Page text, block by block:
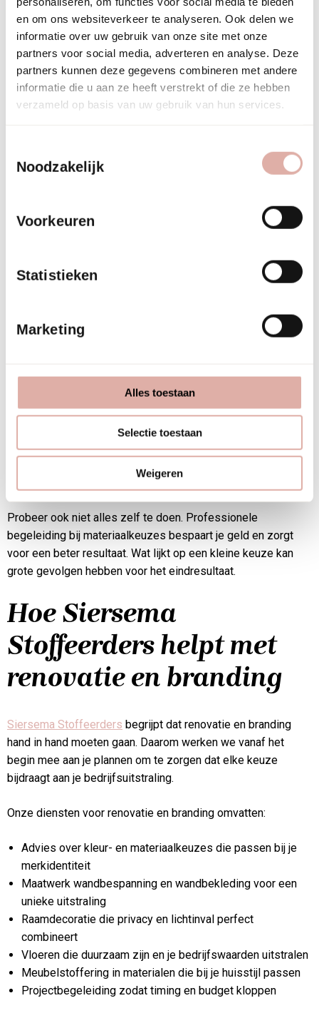
en om ons websiteverkeer te analyseren. Ook delen we
informatie over uw gebruik van onze site met onze
partners voor social media, adverteren en analyse. Deze
partners kunnen deze gegevens combineren met andere
informatie die u aan ze heeft verstrekt of die ze hebben
verzameld op basis van uw gebruik van hun services.
Noodzakelijk
Voorkeuren
Statistieken
Marketing
Alles toestaan
Selectie toestaan
Weigeren
langere levertijden. Plan deze elementen vroeg in het proces
Welke fouten moet je
vermijden bij renovatie
kansen en wordt het een dure aangelegenheid.
elke muur en je huisstijlkleur overal maakt een ruimte
onrustig en amateuristisch. Subtiliteit werkt beter dan
Vergeet niet na te denken over de toekomst. Trends
Kies voor tijdloze elementen als basis en voeg trendy
accenten toe via makkelijk vervangbare onderdelen.
Onderschat niet het belang van functionaliteit. Een ruimte die
er prachtig uitziet maar niet praktisch werkt, frustreert
Probeer ook niet alles zelf te doen. Professionele
begeleiding bij materiaalkeuzes bespaart je geld en zorgt
voor een beter resultaat. Wat lijkt op een kleine keuze kan
grote gevolgen hebben voor het eindresultaat.
Hoe Siersema
Stoffeerders helpt met
renovatie en branding
Siersema Stoffeerders begrijpt dat renovatie en branding
hand in hand moeten gaan. Daarom werken we vanaf het
begin mee aan je plannen om te zorgen dat elke keuze
bijdraagt aan je bedrijfsuitstraling.
Onze diensten voor renovatie en branding omvatten:
Advies over kleur- en materiaalkeuzes die passen bij je
merkidentiteit
Maatwerk wandbespanning en wandbekleding voor een
unieke uitstraling
Raamdecoratie die privacy en lichtinval perfect
combineert
Vloeren die duurzaam zijn en je bedrijfswaarden uitstralen
Meubelstoffering in materialen die bij je huisstijl passen
Projectbegeleiding zodat timing en budget kloppen